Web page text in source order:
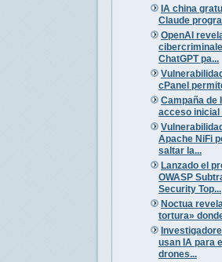
IA china
Claude
OpenAI
ChatGPT pa...
cPanel
Campaña de
acceso inicial
Apache NiFi
saltar la...
Lanzado el
OWASP
Security Top...
Noctua
tortura»
usan IA para
drones...